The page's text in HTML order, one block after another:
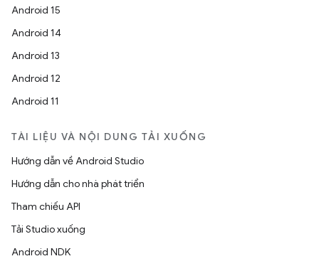
Android 15
Android 14
Android 13
Android 12
Android 11
TÀI LIỆU VÀ NỘI DUNG TẢI XUỐNG
Hướng dẫn về Android Studio
Hướng dẫn cho nhà phát triển
Tham chiếu API
Tải Studio xuống
Android NDK